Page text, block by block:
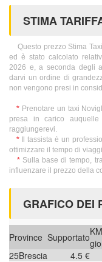
STIMA
Questo prezzo Stima
ed è stato calcolato
2026 e, a seconda degli
darvi un ordine di
non vengono presi in
*Prenotare un taxi
presa in carico
raggiungerevi.
*Il tassista è un
ottimizzare il tempo di
*Sulla base di tempo,
influenzare il prezzo della
GRAFICO DEI
Province Supportato
25Brescia 4.5 €